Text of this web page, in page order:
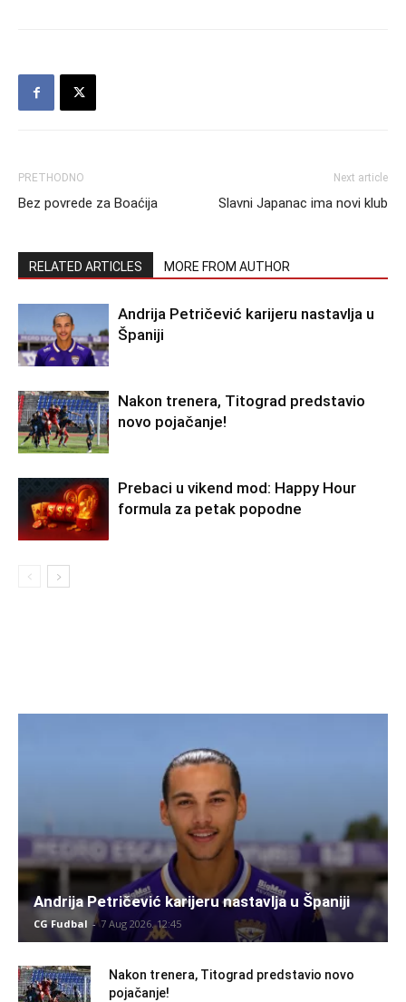
PRETHODNO
Bez povrede za Boaćija
Next article
Slavni Japanac ima novi klub
RELATED ARTICLES MORE FROM AUTHOR
Andrija Petričević karijeru nastavlja u
Španiji
Nakon trenera, Titograd predstavio
novo pojačanje!
Prebaci u vikend mod: Happy Hour
formula za petak popodne
Andrija Petričević karijeru nastavlja u Španiji
CG Fudbal - 7 Aug 2026. 12:45
Nakon trenera, Titograd predstavio novo
pojačanje!